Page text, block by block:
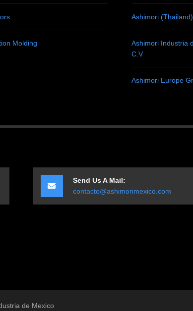
Molding
Ashimori
Ashimori Industria
C.V
Ashimori Europe
Send Us A Mail:
contacto@ashimorimexico.com
de Mexico